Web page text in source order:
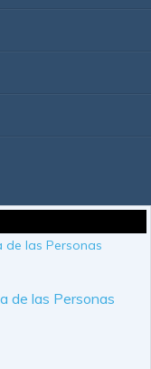
de las Personas